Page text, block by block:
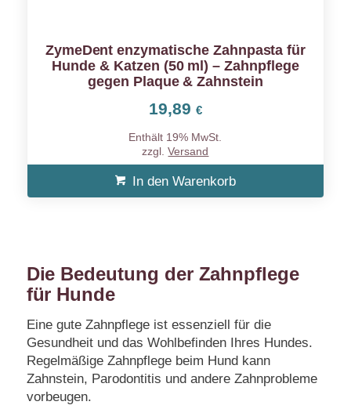
Die Bedeutung der Zahnpflege
für Hunde
Eine gute Zahnpflege ist essenziell für die
Gesundheit und das Wohlbefinden Ihres Hundes.
Regelmäßige Zahnpflege beim Hund kann
Zahnstein, Parodontitis und andere Zahnprobleme
vorbeugen.
ZymeDent enzymatische Zahnpasta für
Hunde & Katzen (50 ml) – Zahnpflege
gegen Plaque & Zahnstein
19,89 €
Enthält 19% MwSt.
zzgl.Versand
In den Warenkorb